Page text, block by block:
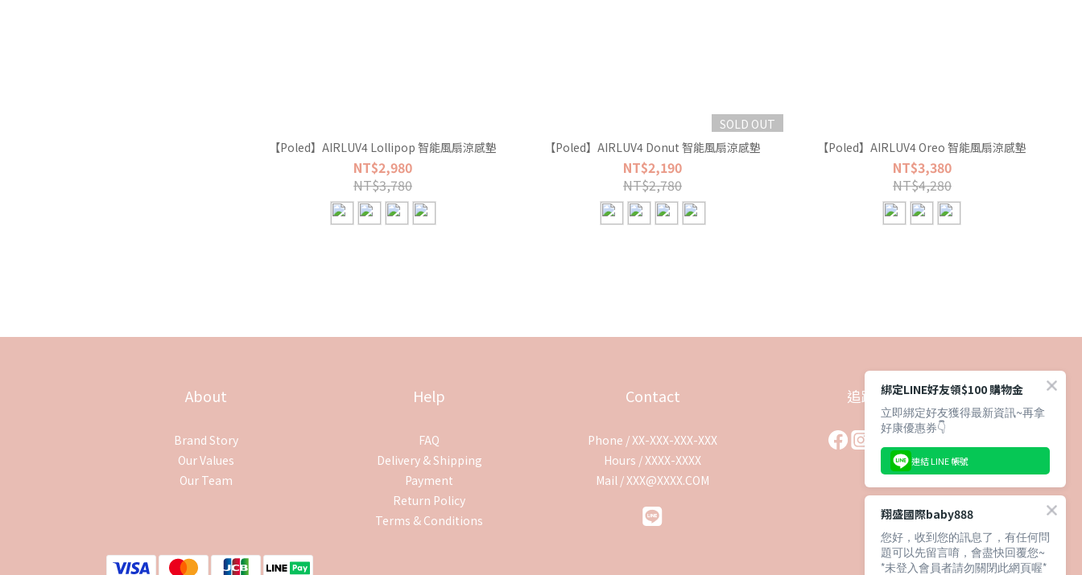
【Poled】AIRLUV4 Lollipop 智能風扇涼感墊
NT$2,980
NT$3,780
SOLD OUT
【Poled】AIRLUV4 Donut 智能風扇涼感墊
NT$2,190
NT$2,780
【Poled】AIRLUV4 Oreo 智能風扇涼感墊
NT$3,380
NT$4,280
About
Brand Story
Our Values
Our Team
Help
FAQ
Delivery & Shipping
Payment
Return Policy
Terms & Conditions
Contact
Phone / XX-XXX-XXX-XXX
Hours / XXXX-XXXX
Mail / XXX@XXXX.COM
追蹤我們綁定LINE好友領$100 購物金
立即綁定好友獲得最新資訊~再拿
好康優惠券👇
連結 LINE 帳號
翔盛國際baby888
您好，收到您的訊息了，有任何問
題可以先留言唷，會盡快回覆您~
*未登入會員者請勿關閉此網頁喔*